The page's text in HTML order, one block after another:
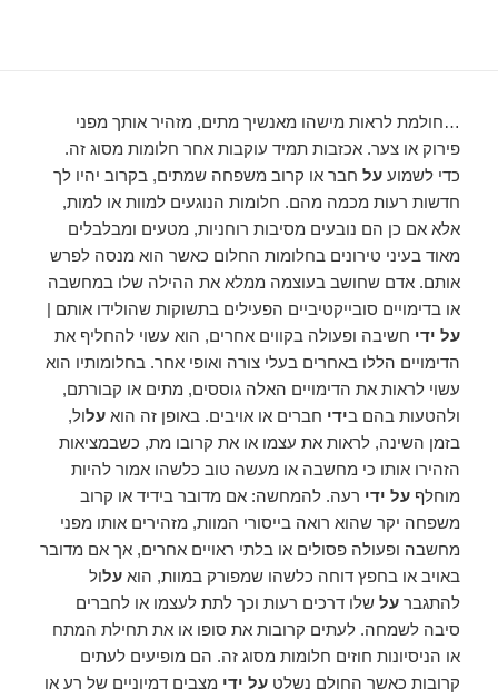
…חולמת לראות מישהו מאנשיך מתים, מזהיר אותך מפני
פירוק או צער. אכזבות תמיד עוקבות אחר חלומות מסוג זה.
כדי לשמועעל חבר או קרוב משפחה שמתים, בקרוב יהיו לך
חדשות רעות מכמה מהם. חלומות הנוגעים למוות או למות,
אלא אם כן הם נובעים מסיבות רוחניות, מטעים ומבלבלים
מאוד בעיני טירונים בחלומות החלום כאשר הוא מנסה לפרש
אותם. אדם שחושב בעוצמה ממלא את ההילה שלו במחשבה
או בדימויים סובייקטיביים הפעילים בתשוקות שהולידו אותם |
על ידי חשיבה ופעולה בקווים אחרים, הוא עשוי להחליף את
הדימויים הללו באחרים בעלי צורה ואופי אחר. בחלומותיו הוא
עשוי לראות את הדימויים האלה גוססים, מתים או קבורתם,
ולהטעות בהם בידי חברים או אויבים. באופן זה הואעלול,
בזמן השינה, לראות את עצמו או את קרובו מת, כשבמציאות
הזהירו אותו כי מחשבה או מעשה טוב כלשהו אמור להיות
מוחלףעל ידי רעה. להמחשה: אם מדובר בידיד או קרוב
משפחה יקר שהוא רואה בייסורי המוות, מזהירים אותו מפני
מחשבה ופעולה פסולים או בלתי ראויים אחרים, אך אם מדובר
באויב או בחפץ דוחה כלשהו שמפורק במוות, הואעלול
להתגברעל שלו דרכים רעות וכך לתת לעצמו או לחברים
סיבה לשמחה. לעתים קרובות את סופו או את תחילת המתח
או הניסיונות חוזים חלומות מסוג זה. הם מופיעים לעתים
קרובות כאשר החולם נשלטעל ידי מצבים דמיוניים של רע או